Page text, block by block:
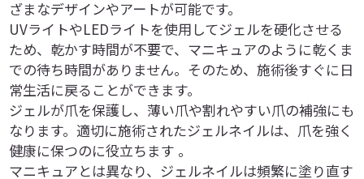
ざまなデザインやアートが可能です。
UVライトやLEDライトを使用してジェルを硬化させる
ため、乾かす時間が不要で、マニキュアのように乾くま
での待ち時間がありません。そのため、施術後すぐに日
常生活に戻ることができます。​
ジェルが爪を保護し、薄い爪や割れやすい爪の補強にも
なります。適切に施術されたジェルネイルは、爪を強く
健康に保つのに役立ちます 。
マニキュアとは異なり、ジェルネイルは頻繁に塗り直す